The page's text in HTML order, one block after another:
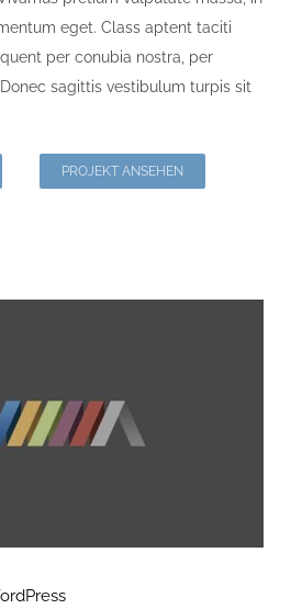
eget. Class aptent taciti
per conubia nostra, per
sagittis vestibulum turpis sit
PROJEKT ANSEHEN